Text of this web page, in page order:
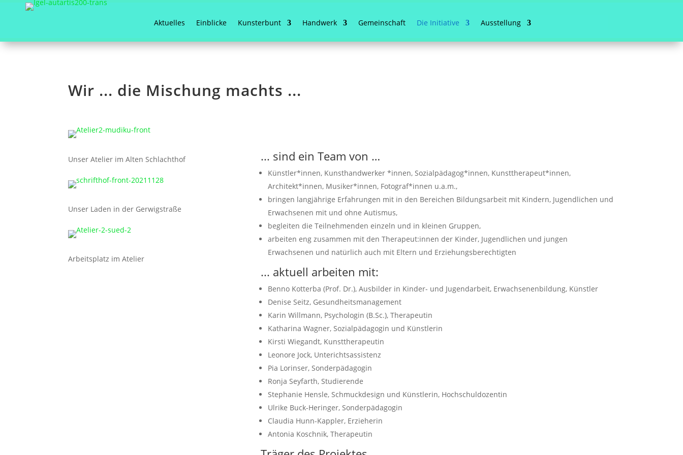
Aktuelles Einblicke Kunsterbunt Handwerk Gemeinschaft Die Initiative Ausstellung
Wir ... die Mischung machts ...
Unser Atelier im Alten Schlachthof
Unser Laden in der Gerwigstraße
Arbeitsplatz im Atelier
... sind ein Team von …
Künstler*innen, Kunsthandwerker *innen, Sozialpädagog*innen, Kunsttherapeut*innen,
Architekt*innen, Musiker*innen, Fotograf*innen u.a.m.,
bringen langjährige Erfahrungen mit in den Bereichen Bildungsarbeit mit Kindern, Jugendlichen und
Erwachsenen mit und ohne Autismus,
begleiten die Teilnehmenden einzeln und in kleinen Gruppen,
arbeiten eng zusammen mit den Therapeut:innen der Kinder, Jugendlichen und jungen
Erwachsenen und natürlich auch mit Eltern und Erziehungsberechtigten
... aktuell arbeiten mit:
Benno Kotterba (Prof. Dr.), Ausbilder in Kinder- und Jugendarbeit, Erwachsenenbildung, Künstler
Denise Seitz, Gesundheitsmanagement
Karin Willmann, Psychologin (B.Sc.), Therapeutin
Katharina Wagner, Sozialpädagogin und Künstlerin
Kirsti Wiegandt, Kunsttherapeutin
Leonore Jock, Unterichtsassistenz
Pia Lorinser, Sonderpädagogin
Ronja Seyfarth, Studierende
Stephanie Hensle, Schmuckdesign und Künstlerin, Hochschuldozentin
Ulrike Buck-Heringer, Sonderpädagogin
Claudia Hunn-Kappler, Erzieherin
Antonia Koschnik, Therapeutin